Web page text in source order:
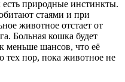
природные инстинкты.
стаями и при
животное отстает от
Больная кошка будет
меньше шансов, что её
тех пор, пока животное не